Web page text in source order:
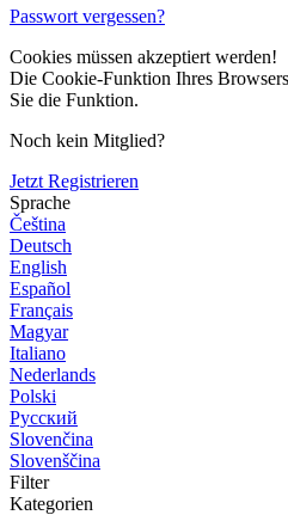
Passwort vergessen?
Cookies müssen akzeptiert werden!
Die Cookie-Funktion Ihres
Sie die Funktion.
Noch kein Mitglied?
Jetzt Registrieren
Sprache
Čeština
Deutsch
English
Español
Français
Magyar
Italiano
Nederlands
Polski
Русский
Slovenčina
Slovenščina
Filter
Kategorien